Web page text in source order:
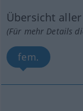
Übersicht
(Für mehr Details
fem.